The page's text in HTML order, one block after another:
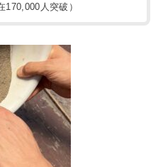
170,000人突破）